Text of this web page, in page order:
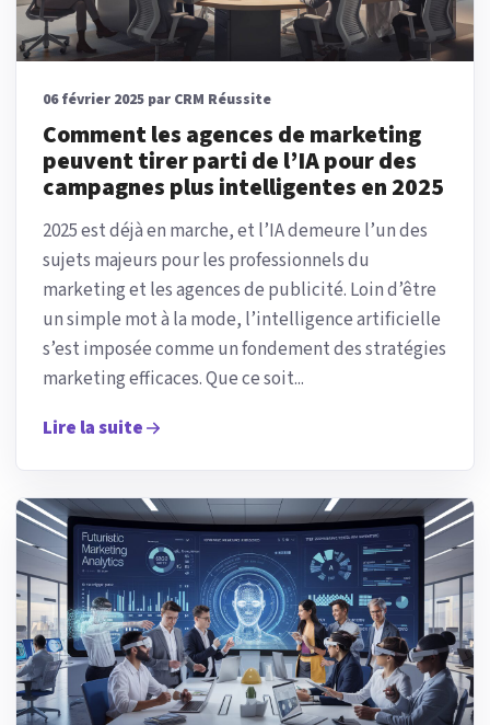
06 février 2025 par CRM Réussite
Comment les agences de marketing
peuvent tirer parti de l’IA pour des
campagnes plus intelligentes en 2025
2025 est déjà en marche, et l’IA demeure l’un des
sujets majeurs pour les professionnels du
marketing et les agences de publicité. Loin d’être
un simple mot à la mode, l’intelligence artificielle
s’est imposée comme un fondement des stratégies
marketing efficaces. Que ce soit...
Lire la suite